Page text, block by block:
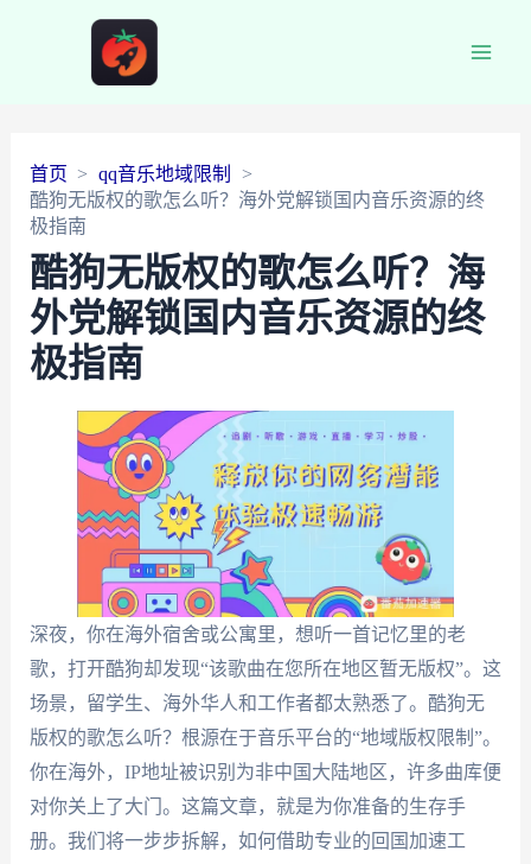
首页
qq音乐地域限制
酷狗无版权的歌怎么听？海外党解锁国内音乐资源的终
极指南
酷狗无版权的歌怎么听？海
外党解锁国内音乐资源的终
极指南
深夜，你在海外宿舍或公寓里，想听一首记忆里的老
歌，打开酷狗却发现“该歌曲在您所在地区暂无版权”。这
场景，留学生、海外华人和工作者都太熟悉了。酷狗无
版权的歌怎么听？根源在于音乐平台的“地域版权限制”。
你在海外，IP地址被识别为非中国大陆地区，许多曲库便
对你关上了大门。这篇文章，就是为你准备的生存手
册。我们将一步步拆解，如何借助专业的回国加速工